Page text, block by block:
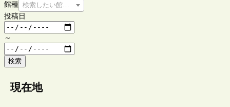
館種 検索したい館種を選択してください
投稿日
～
検索
現在地